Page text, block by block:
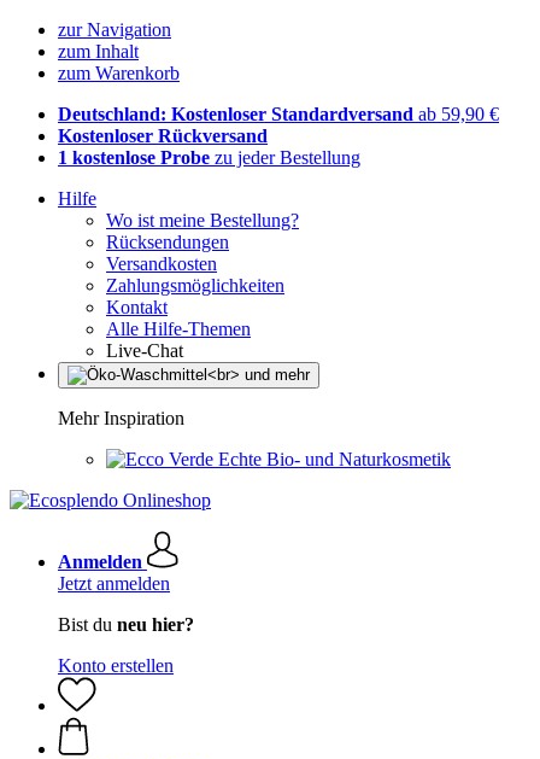
zur Navigation
zum Inhalt
zum Warenkorb
Deutschland: Kostenloser Standardversand ab 59,90 €
Kostenloser Rückversand
1 kostenlose Probe zu jeder Bestellung
Hilfe
Wo ist meine Bestellung?
Rücksendungen
Versandkosten
Zahlungsmöglichkeiten
Kontakt
Alle Hilfe-Themen
Live-Chat
Mehr Inspiration
Echte Bio- und Naturkosmetik
Anmelden
Jetzt anmelden
Bist du neu hier?
Konto erstellen